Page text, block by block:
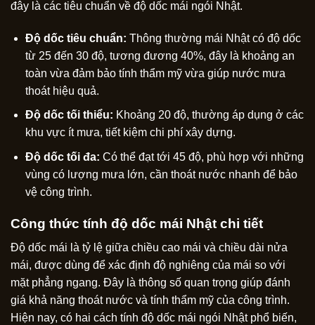
đây là các tiêu chuẩn về độ dốc mái ngói Nhật.
Độ dốc tiêu chuẩn: Thông thường mái Nhật có độ dốc
từ 25 đến 30 độ, tương đương 40%, đây là khoảng an
toàn vừa đảm bảo tính thẩm mỹ vừa giúp nước mưa
thoát hiệu quả.
Độ dốc tối thiểu: Khoảng 20 độ, thường áp dụng ở các
khu vực ít mưa, tiết kiệm chi phí xây dựng.
Độ dốc tối đa: Có thể đạt tới 45 độ, phù hợp với những
vùng có lượng mưa lớn, cần thoát nước nhanh để bảo
vệ công trình.
Công thức tính độ dốc mái Nhật chi tiết
Độ dốc mái là tỷ lệ giữa chiều cao mái và chiều dài nửa
mái, được dùng để xác định độ nghiêng của mái so với
mặt phẳng ngang. Đây là thông số quan trọng giúp đánh
giá khả năng thoát nước và tính thẩm mỹ của công trình.
Hiện nay, có hai cách tính độ dốc mái ngói Nhật phổ biến,